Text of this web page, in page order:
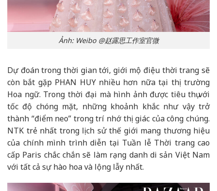
Ảnh: Weibo @赵露思工作室官微
Dự đoán trong thời gian tới, giới mộ điệu thời trang sẽ
còn bắt gặp PHAN HUY nhiều hơn nữa tại thị trường
Hoa ngữ. Trong thời đại mà hình ảnh được tiêu thụ với
tốc độ chóng mặt, những khoảnh khắc như vậy trở
thành “điểm neo” trong trí nhớ thị giác của công chúng.
NTK trẻ nhất trong lịch sử thế giới mang thương hiệu
của chính mình trình diễn tại Tuần lễ Thời trang cao
cấp Paris chắc chắn sẽ làm rạng danh di sản Việt Nam
với tất cả sự hào hoa và lộng lẫy nhất.